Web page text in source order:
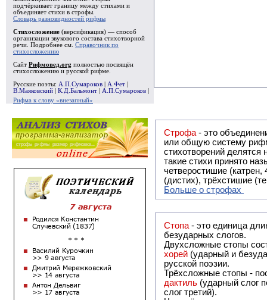
подчёркивает границу между стихами и
объединяет стихи в строфы
Словарь разновидностей рифмы
Стихосложение (версификация) — способ
организации звукового состава стихотворной
речи. Подробнее см. Справочник по
стихосложению
Сайт Рифмовед.org полностью посвящён
стихосложению и русской рифме.
Русские поэты: А.П.Сумароков А.Фет
В.Маяковский
К.Д.Бальмонт А.П.Сумароков
Рифма к слову «внезапный»
Строфа - это объединение двух
или общую систему рифм, и регулярно или периодически
стихотворений делятся на строфы и т.о. являются строфическими.
такие стихи принято называть астрофическими. Самая популярная строфа в русской поэзии -
четверостишие
(дистих), трёхстишие
Больше о строфах
Стопа - это единица
безударных слогов.
Двухсложные стопы
хорей (ударный и
русской поэзии.
Трёхсложные стопы -
дактиль (ударный слог
слог третий).